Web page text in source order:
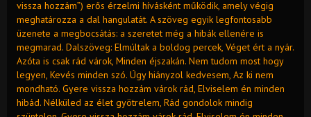
vissza hozzám”) erős érzelmi hívásként működik, amely végig
meghatározza a dal hangulatát. A szöveg egyik legfontosabb
üzenete a megbocsátás: a szeretet még a hibák ellenére is
megmarad. Dalszöveg: Elmúltak a boldog percek, Véget ért a nyár.
Azóta is csak rád várok, Minden éjszakán. Nem tudom most hogy
legyen, Kevés minden szó. Úgy hiányzol kedvesem, Az ki nem
mondható. Gyere vissza hozzám várok rád, Elviselem én minden
hibád. Nélküled az élet gyötrelem, Rád gondolok mindig